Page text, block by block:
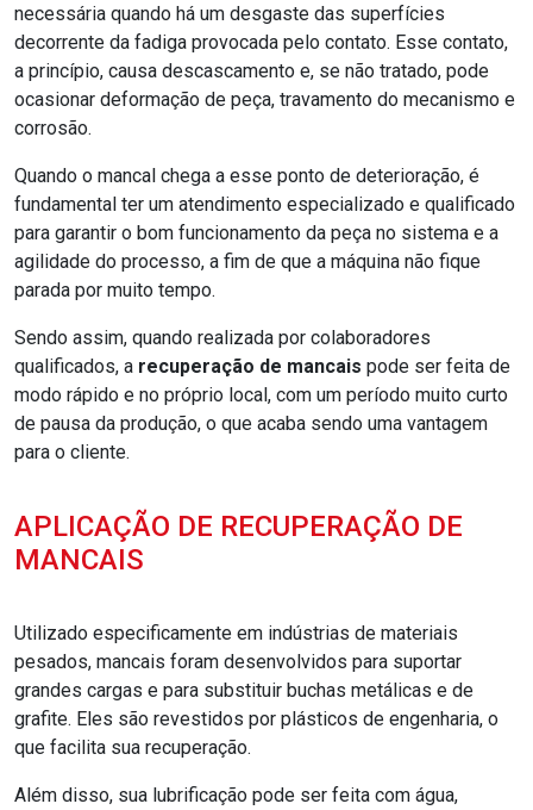
necessária quando há um desgaste das superfícies
decorrente da fadiga provocada pelo contato. Esse contato,
a princípio, causa descascamento e, se não tratado, pode
ocasionar deformação de peça, travamento do mecanismo e
corrosão.
Quando o mancal chega a esse ponto de deterioração, é
fundamental ter um atendimento especializado e qualificado
para garantir o bom funcionamento da peça no sistema e a
agilidade do processo, a fim de que a máquina não fique
parada por muito tempo.
Sendo assim, quando realizada por colaboradores
qualificados, a recuperação de mancais pode ser feita de
modo rápido e no próprio local, com um período muito curto
de pausa da produção, o que acaba sendo uma vantagem
para o cliente.
APLICAÇÃO DE RECUPERAÇÃO DE
MANCAIS
Utilizado especificamente em indústrias de materiais
pesados, mancais foram desenvolvidos para suportar
grandes cargas e para substituir buchas metálicas e de
grafite. Eles são revestidos por plásticos de engenharia, o
que facilita sua recuperação.
Além disso, sua lubrificação pode ser feita com água,